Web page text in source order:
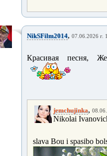
NikSFilm2014, 07.06.2026 г.
Красивая песня,
jemchujinka,
Nikolai
slava Bou i spasibo